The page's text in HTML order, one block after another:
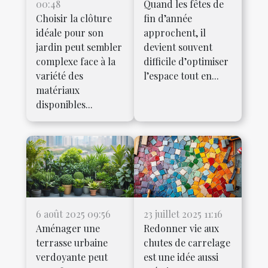
00:48
Choisir la clôture
idéale pour son
jardin peut sembler
complexe face à la
variété des
matériaux
disponibles...
Quand les fêtes de
fin d’année
approchent, il
devient souvent
difficile d’optimiser
l’espace tout en...
6 août 2025 09:56
Aménager une
terrasse urbaine
verdoyante peut
23 juillet 2025 11:16
Redonner vie aux
chutes de carrelage
est une idée aussi